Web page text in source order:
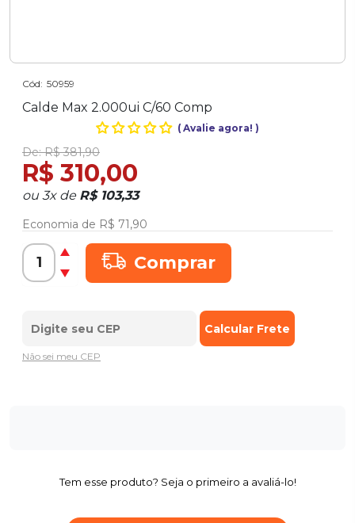
Cód: 50959
Calde Max 2.000ui C/60 Comp
(Avalie agora! )
De:R$ 381,90
R$ 310,00
ou 3xde R$ 103,33
Economia de R$ 71,90
Comprar
Não sei meu CEP
Tem esse produto? Seja o primeiro a avaliá-lo!